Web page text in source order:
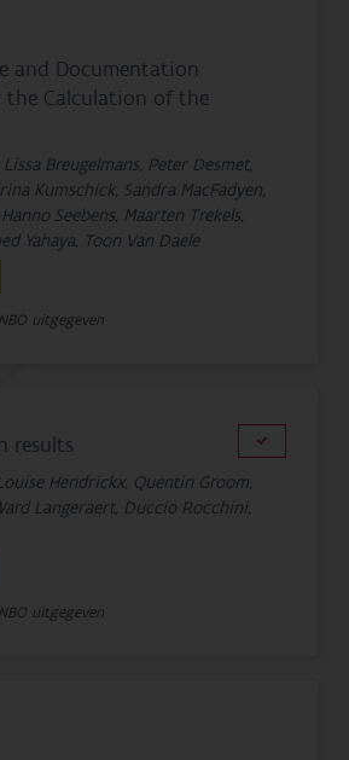
and Documentation
the Calculation of the
Breugelmans, Peter Desmet,
Kumschick, Sandra MacFadyen,
Seebens, Maarten Trekels,
Yahaya, Toon Van Daele
uitgegeven
results
Hendrickx, Quentin Groom,
Langeraert, Duccio Rocchini,
uitgegeven